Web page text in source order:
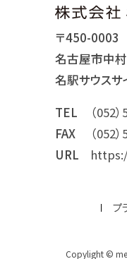
〒450-0003
名古屋市中
名駅サウスサ
TEL
（052
FAX
（052
URL
プ
Copylight ©